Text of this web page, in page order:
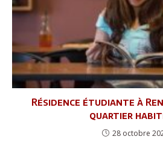
Résidence étudiante à
quartier
28 octobre